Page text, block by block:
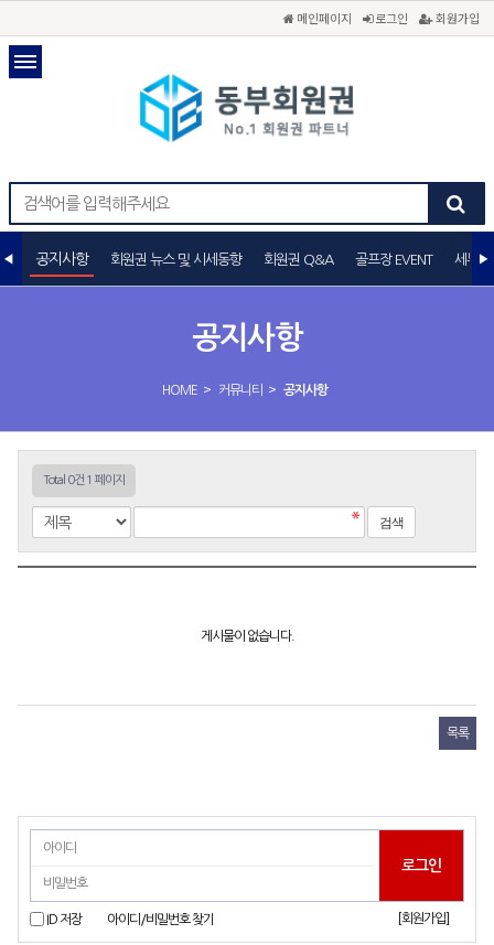
메인페이지 로그인 회원가입
공지사항
HOME > 커뮤니티 > 공지사항
공지사항 회원권 뉴스 및 시세동향 회원권 Q&A 골프장 EVENT 세무상
Total 0건 1 페이지
게시물이 없습니다.
목록
ID 저장 아이디/비밀번호 찾기 [회원가입]